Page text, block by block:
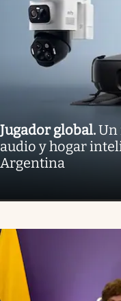
Jugador global.Un
audio y hogar
Argentina